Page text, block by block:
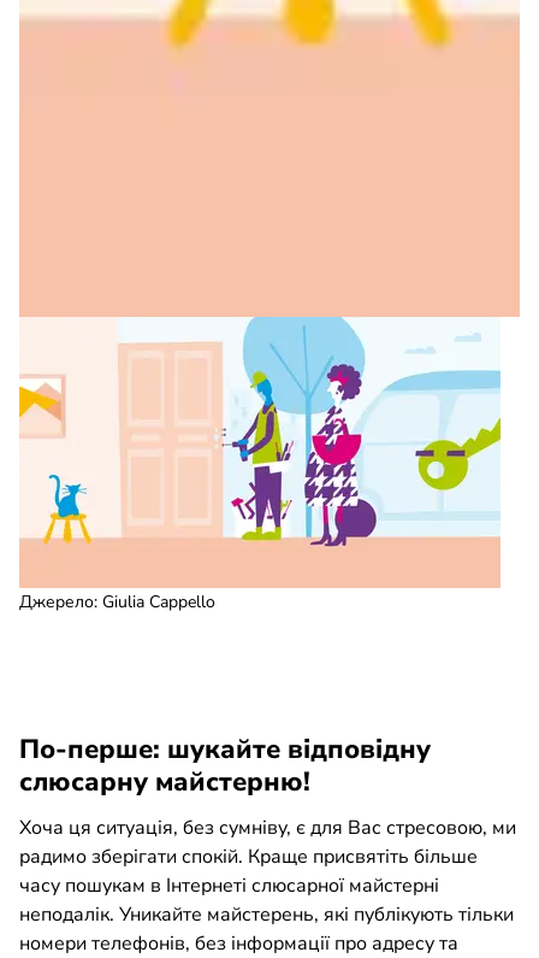
Джерело: Giulia Cappello
По-перше: шукайте відповідну
слюсарну майстерню!
Хоча ця ситуація, без сумніву, є для Вас стресовою, ми
радимо зберігати спокій. Краще присвятіть більше
часу пошукам в Інтернеті слюсарної майстерні
неподалік. Уникайте майстерень, які публікують тільки
номери телефонів, без інформації про адресу та